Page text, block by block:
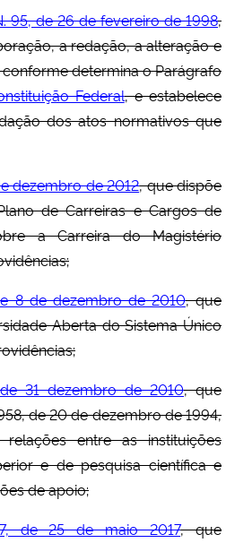
95, de 26 de fevereiro de 1998,
a redação, a alteração e
determina o Parágrafo
Federal, e estabelece
dos atos normativos que
dezembro de 2012, que dispõe
de Carreiras e Cargos de
a Carreira do Magistério
8 de dezembro de 2010, que
Aberta do Sistema Único
31 dezembro de 2010, que
de 20 de dezembro de 1994,
entre as instituições
e de pesquisa científica e
de apoio;
de 25 de maio 2017, que